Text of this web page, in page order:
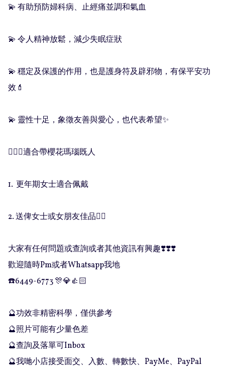
💫 有助預防婦科病、止經痛並調和氣血
💫 令人精神放鬆，減少失眠症狀
💫 穩定及保護的作用，也是護身符及辟邪物，有保平安功
效💄
💫 靈性十足，象徵友善與愛心，也代表希望✨
🧚🏻‍♀️適合帶櫻花瑪瑙既人
1.  更年期女士適合佩戴
2. 送俾女士或女朋友佳品👍🏻
大家有任何問題或查詢或者其他資訊有興趣❣️❣️❣️
歡迎隨時Pm或者Whatsapp我地
☎️6449-6773 🎊💎👍🏻
🔮功效非精密科學，僅供參考
🔮照片可能有少量色差
🔮查詢及落單可Inbox
🔮我哋小店接受面交、入數、轉數快、PayMe、PayPal